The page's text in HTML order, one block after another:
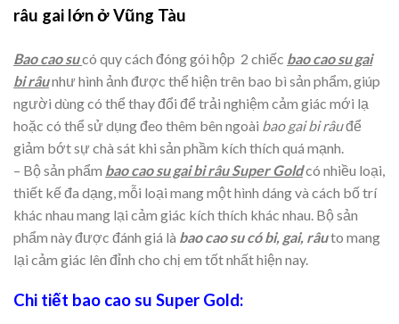
râu gai lớn ở Vũng Tàu
Bao cao sucó quy cách đóng gói hộp 2 chiếc bao cao su gai
bi râunhư hình ảnh được thể hiện trên bao bì sản phẩm, giúp
người dùng có thể thay đổi để trải nghiệm cảm giác mới lạ
hoặc có thể sử dụng đeo thêm bên ngoài bao gai bi râuđể
giảm bớt sự chà sát khi sản phầm kích thích quá mạnh.
– Bộ sản phẩm bao cao su gai bi râu Super Goldcó nhiều loại,
thiết kế đa dạng, mỗi loại mang một hình dáng và cách bố trí
khác nhau mang lại cảm giác kích thích khác nhau. Bộ sản
phẩm này được đánh giá là bao cao su có bi, gai, râuto mang
lại cảm giác lên đỉnh cho chị em tốt nhất hiện nay.
Chi tiết bao cao su Super Gold: